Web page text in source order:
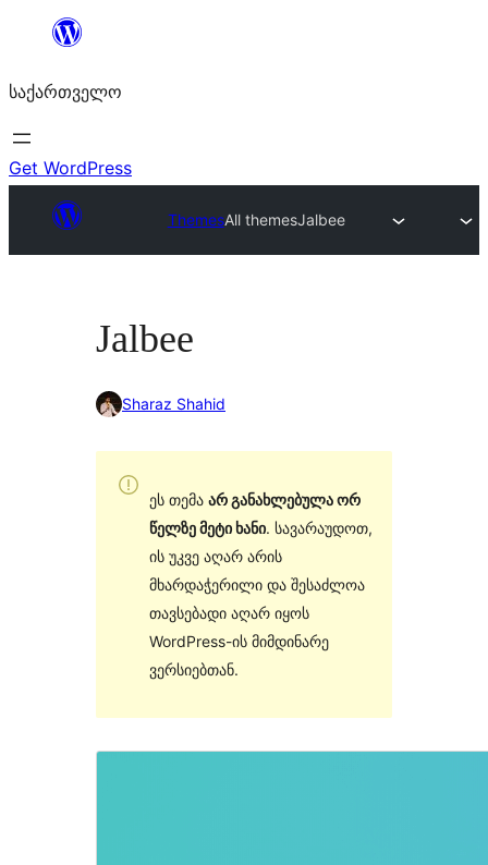
შიგთავსზე
საქართველო
Get WordPress
ThemesAll themesJalbee
Jalbee
Sharaz Shahid
ეს თემა არ განახლებულა ორ
წელზე მეტი ხანი. სავარაუდოთ,
ის უკვე აღარ არის
მხარდაჭერილი და შესაძლოა
თავსებადი აღარ იყოს
WordPress-ის მიმდინარე
ვერსიებთან.